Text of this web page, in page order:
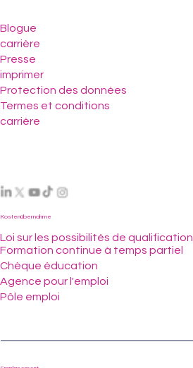
Kostenübernahme
Loi sur les possibilités de qualification
Formation continue à temps partiel
Chèque éducation
Agence pour l'emploi
Pôle emploi
Blogue
carrière
carrière
Presse
imprimer
Protection des données
Termes et conditions